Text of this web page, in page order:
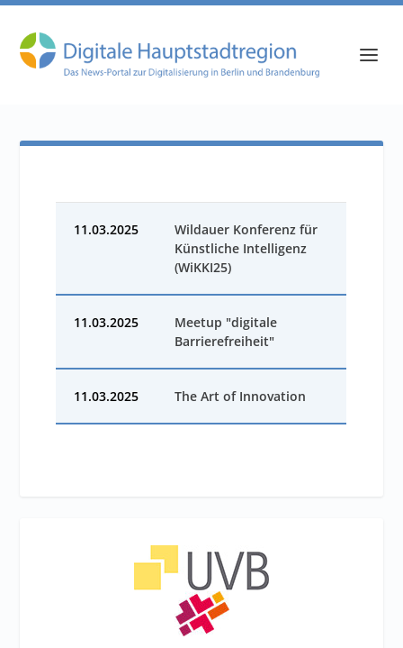
11.03.2025
Wildauer Konferenz für
Künstliche Intelligenz
(WiKKI25)
11.03.2025
Meetup "digitale
Barrierefreiheit"
11.03.2025 The Art of Innovation